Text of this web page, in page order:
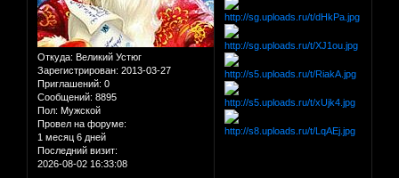
Откуда: Великий Устюг
Зарегистрирован: 2013-03-27
Приглашений: 0
Сообщений: 8895
Пол: Мужской
Провел на форуме:
1 месяц 6 дней
Последний визит:
2026-08-02 16:33:08